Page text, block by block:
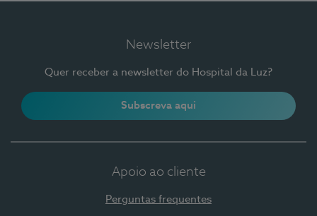
Newsletter
Quer receber a newsletter do Hospital da Luz?
Subscreva aqui
Apoio ao cliente
Perguntas frequentes